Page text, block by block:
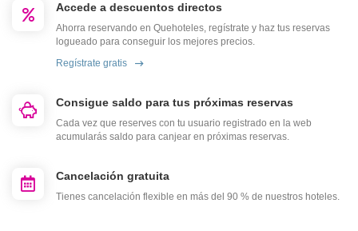
Accede a descuentos directos
Ahorra reservando en Quehoteles, regístrate y haz tus reservas
logueado para conseguir los mejores precios.
Regístrate gratis
Consigue saldo para tus próximas reservas
Cada vez que reserves con tu usuario registrado en la web
acumularás saldo para canjear en próximas reservas.
Cancelación gratuita
Tienes cancelación flexible en más del 90 % de nuestros hoteles.